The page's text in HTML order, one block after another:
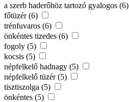
a szerb haderőhöz tartozó gyalogos (6)
főtüzér (6)
trénfuvaros (6)
önkéntes tizedes (6)
fogoly (5)
kocsis (5)
népfelkelő hadnagy (5)
népfelkelő tüzér (5)
tisztiszolga (5)
önkéntes (5)